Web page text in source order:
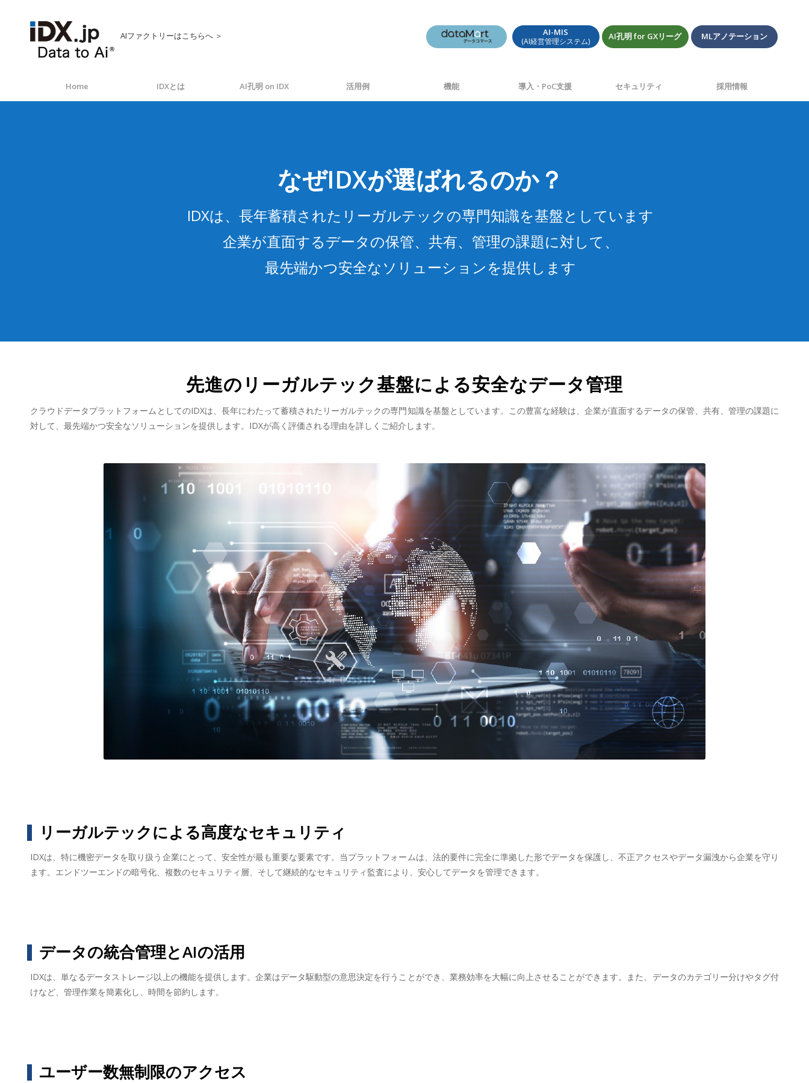
AIファクトリーはこちらへ ＞ AI-MIS
(AI経営管理システム) AI孔明 for GXリーグ MLアノテーション
Home IDXとは AI孔明 on IDX 活用例 機能 導入・PoC支援 セキュリティ 採用情報
なぜIDXが選ばれるのか？
IDXは、長年蓄積されたリーガルテックの専門知識を基盤としています
企業が直面するデータの保管、共有、管理の課題に対して、
最先端かつ安全なソリューションを提供します
先進のリーガルテック基盤による安全なデータ管理
クラウドデータプラットフォームとしてのIDXは、長年にわたって蓄積されたリーガルテックの専門知識を基盤としています。この豊富な経験は、企業が直面するデータの保管、共有、管理の課題に
対して、最先端かつ安全なソリューションを提供します。IDXが高く評価される理由を詳しくご紹介します。
リーガルテックによる高度なセキュリティ
IDXは、特に機密データを取り扱う企業にとって、安全性が最も重要な要素です。当プラットフォームは、法的要件に完全に準拠した形でデータを保護し、不正アクセスやデータ漏洩から企業を守り
ます。エンドツーエンドの暗号化、複数のセキュリティ層、そして継続的なセキュリティ監査により、安心してデータを管理できます。
データの統合管理とAIの活用
IDXは、単なるデータストレージ以上の機能を提供します。企業はデータ駆動型の意思決定を行うことができ、業務効率を大幅に向上させることができます。また、データのカテゴリー分けやタグ付
けなど、管理作業を簡素化し、時間を節約します。
ユーザー数無制限のアクセス